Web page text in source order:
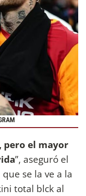
pero el mayor
”, aseguró el
se la ve a la
total blck al